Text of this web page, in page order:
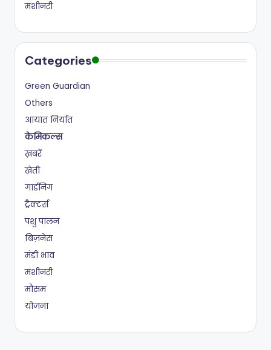
मशीनरी
Categories
Green Guardian
Others
आयात निर्यात
केमिकल्स
ख़बरें
खेती
गार्डनिंग
ट्रैक्टर्स
पशु पालन
बिज़नेस
मंडी भाव
मशीनरी
मौसम
योजना